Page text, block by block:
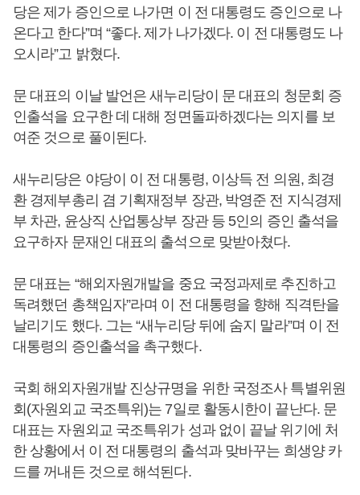
당은 제가 증인으로 나가면 이 전 대통령도 증인으로 나
온다고 한다”며 “좋다. 제가 나가겠다. 이 전 대통령도 나
오시라”고 밝혔다.
문 대표의 이날 발언은 새누리당이 문 대표의 청문회 증
인출석을 요구한 데 대해 정면돌파하겠다는 의지를 보
여준 것으로 풀이된다.
새누리당은 야당이 이 전 대통령, 이상득 전 의원, 최경
환 경제부총리 겸 기획재정부 장관, 박영준 전 지식경제
부 차관, 윤상직 산업통상부 장관 등 5인의 증인 출석을
요구하자 문재인 대표의 출석으로 맞받아쳤다.
문 대표는 “해외자원개발을 중요 국정과제로 추진하고
독려했던 총책임자”라며 이 전 대통령을 향해 직격탄을
날리기도 했다. 그는 “새누리당 뒤에 숨지 말라”며 이 전
대통령의 증인출석을 촉구했다.
국회 해외자원개발 진상규명을 위한 국정조사 특별위원
회(자원외교 국조특위)는 7일로 활동시한이 끝난다. 문
대표는 자원외교 국조특위가 성과 없이 끝날 위기에 처
한 상황에서 이 전 대통령의 출석과 맞바꾸는 희생양 카
드를 꺼내든 것으로 해석된다.